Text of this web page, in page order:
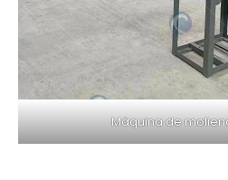
Máquina de